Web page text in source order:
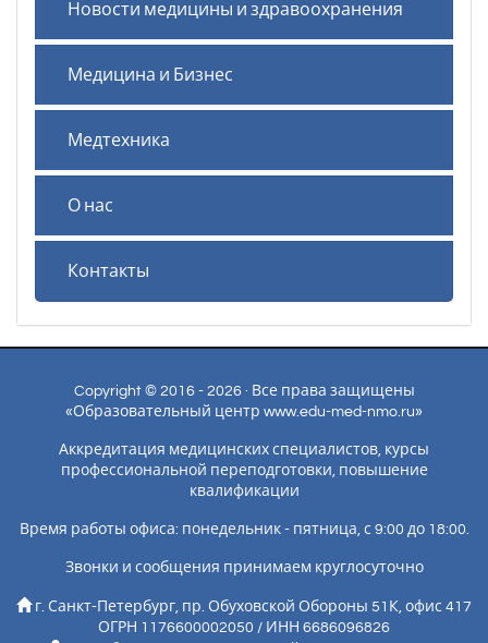
Новости медицины и здравоохранения
Медицина и Бизнес
Медтехника
О нас
Контакты
Copyright © 2016 - 2026 · Все права защищены
«Образовательный центр www.edu-med-nmo.ru»
Аккредитация медицинских специалистов, курсы
профессиональной переподготовки, повышение
квалификации
Время работы офиса: понедельник - пятница, с 9:00 до 18:00.
Звонки и сообщения принимаем круглосуточно
г. Санкт-Петербург, пр. Обуховской Обороны 51К, офис 417
ОГРН 1176600002050 / ИНН 6686096826